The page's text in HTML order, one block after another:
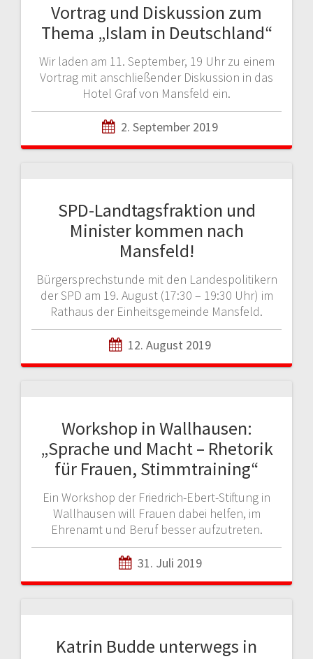
Vortrag und Diskussion zum
Thema „Islam in Deutschland“
Wir laden am 11. September, 19 Uhr zu einem
Vortrag mit anschließender Diskussion in das
Hotel Graf von Mansfeld ein.
2. September 2019
SPD-Landtagsfraktion und
Minister kommen nach
Mansfeld!
Bürgersprechstunde mit den Landespolitikern
der SPD am 19. August (17:30 – 19:30 Uhr) im
Rathaus der Einheitsgemeinde Mansfeld.
12. August 2019
Workshop in Wallhausen:
„Sprache und Macht – Rhetorik
für Frauen, Stimmtraining“
Ein Workshop der Friedrich-Ebert-Stiftung in
Wallhausen will Frauen dabei helfen, im
Ehrenamt und Beruf besser aufzutreten.
31. Juli 2019
Katrin Budde unterwegs in